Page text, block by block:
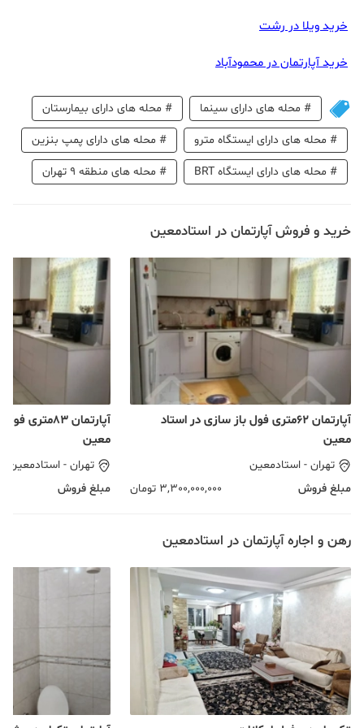
خرید ویلا در رشت
خرید آپارتمان در محمودآباد
# محله های دارای سینما # محله های دارای بیمارستان
# محله های دارای ایستگاه مترو # محله های دارای پمپ بنزین
# محله های دارای ایستگاه BRT # محله های منطقه 9 تهران
خرید و فروش آپارتمان در استادمعین
آپارتمان ۶۲متری فول باز سازی در استاد
معین
تهران - استادمعین
مبلغ فروش
3,300,000,000 تومان
آپارتمان
معین
تهران - استادمعین
مبلغ فروش
رهن و اجاره آپارتمان در استادمعین